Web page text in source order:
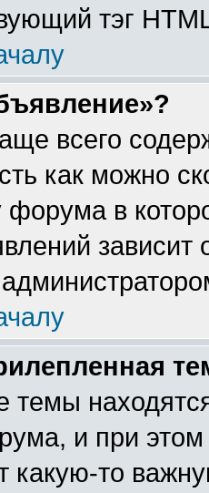
тэг
всего
как можно
форума в
зависит
темы
и при
какую-то